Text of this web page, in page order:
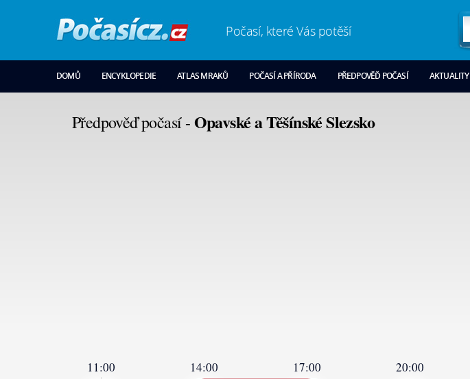
Počasí, které Vás potěší
DOMŮ ENCYKLOPEDIE ATLAS MRAKŮ POČASÍ A PŘÍRODA PŘEDPOVĚĎ POČASÍ AKTUALITY
Předpověď počasí -Opavské a Těšínské Slezsko
11:00 14:00 17:00 20:00